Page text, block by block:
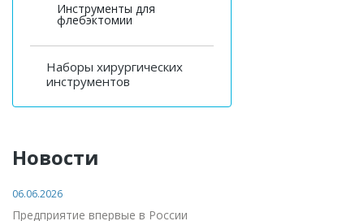
Инструменты для
флебэктомии
Наборы хирургических
инструментов
Новости
06.06.2026
Предприятие впервые в России